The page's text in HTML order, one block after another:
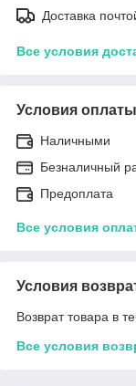
Доставка
Все условия
Условия оплаты
Наличными
Безналичный
Предоплата
Все условия
Условия
Возврат товара в
Все условия